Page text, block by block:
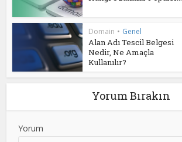
Domain • Genel
Alan Adı Tescil Belgesi
Nedir, Ne Amaçla
Kullanılır?
Yorum Bırakın
Yorum